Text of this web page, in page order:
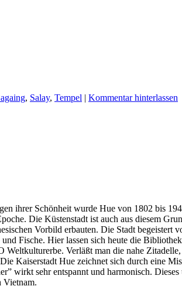
, Salay, Tempel | Kommentar hinterlassen
ihrer Schönheit wurde Hue von 1802 bis
Die Küstenstadt ist auch aus diesem
Vorbild erbauten. Die Stadt begeistert
Fische. Hier lassen sich heute die
Verläßt man die nahe
Kaiserstadt Hue zeichnet sich durch eine
wirkt sehr entspannt und harmonisch.
Vietnam.